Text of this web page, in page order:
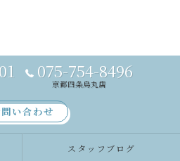
075-754-8496
京都四条烏丸店
い合わせ
スタッフブログ